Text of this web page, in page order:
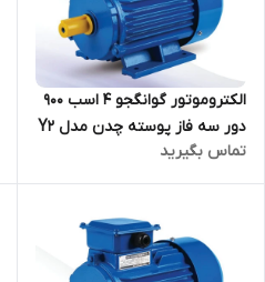
الکتروموتور گوانگجو 4 اسب 900
دور سه فاز پوسته چدن مدل Y2
ترمینال بالا
تماس بگیرید